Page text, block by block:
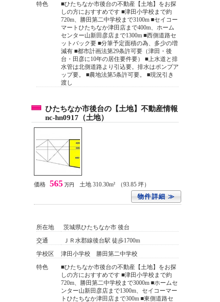
特色
■ひたちなか市後台の不動産【土地】をお探
しの方におすすめです ■津田小学校まで約
720m、勝田第二中学校まで3100m ■セイコー
マートひたちなか津田店まで400m、ホーム
センター山新田彦店まで1300m ■西側道路セ
ットバック要 ■分筆予定面積の為、多少の増
減有 ■都市計画法第29条許可要（津田・後
台・田彦に10年の居住要件要） ■上水道と排
水管は北側道路より引込要。排水はポンプア
ップ要。 ■農地法第5条許可要。 ■現況引き
渡し
ひたちなか市後台の【土地】不動産情報
nc-hn0917（土地）
価格 565 万円 土地 310.30m² （93.85 坪）
物件詳細 ≫
所在地
茨城県ひたちなか市 後台
交通
ＪＲ水郡線後台駅 徒歩1700m
学校区
津田小学校 勝田第二中学校
特色
■ひたちなか市後台の不動産【土地】をお探
しの方におすすめです ■津田小学校まで約
720m、勝田第二中学校まで3000m ■ホームセ
ンター山新田彦店まで1300m、セイコーマー
トひたちなか津田店まで300m ■東側道路セ